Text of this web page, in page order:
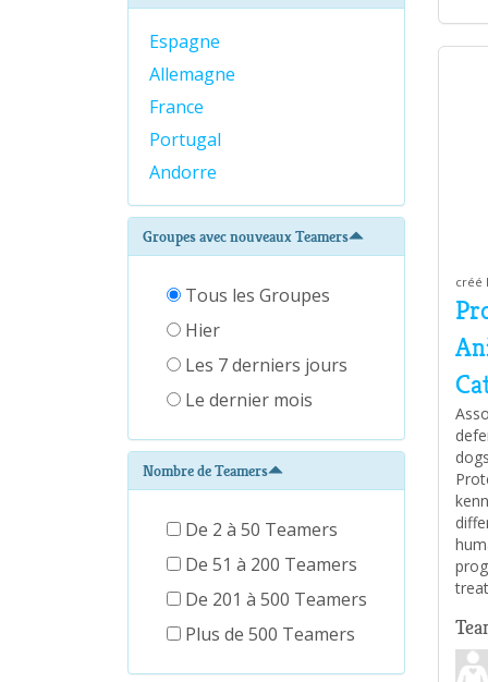
Espagne
Allemagne
France
Portugal
Andorre
Groupes avec nouveaux Teamers
Tous les Groupes
Hier
Les 7 derniers jours
Le dernier mois
Nombre de Teamers
De 2 à 50 Teamers
De 51 à 200 Teamers
De 201 à 500 Teamers
Plus de 500 Teamers
créé